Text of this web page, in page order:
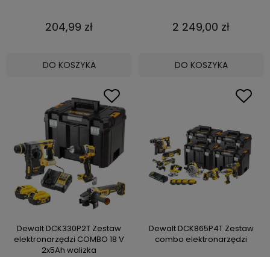
204,99 zł
DO KOSZYKA
2 249,00 zł
DO KOSZYKA
Dewalt DCK330P2T Zestaw
elektronarzędzi COMBO 18 V
2x5Ah walizka
Dewalt DCK865P4T Zestaw
combo elektronarzędzi